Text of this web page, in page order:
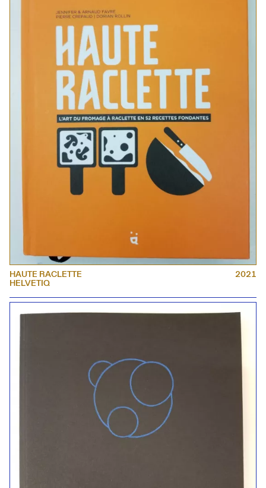
HAUTE RACLETTE
HELVETIQ
2021